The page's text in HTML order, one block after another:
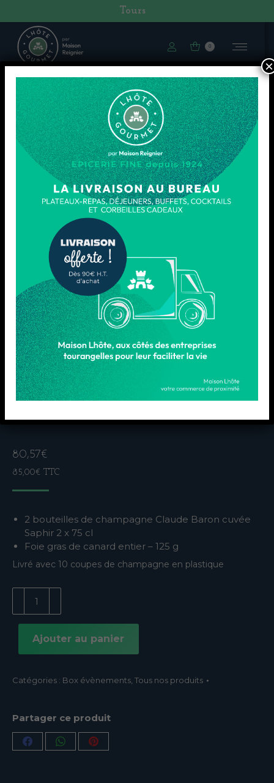
Tours
0
BOX DOUBLE
CHAMPAGNE
80,57€
85,00€ TTC
2 bouteilles de champagne Claude Baron cuvée
Saphir 2 x 75 cl
Foie gras de canard entier – 125 g
Livré avec 10 coupes de champagne en plastique
double
Champagne
Ajouter au panier
Catégories : Box évènements Tous nos produits
Partager ce produit
PartagerPartagerPartager
×